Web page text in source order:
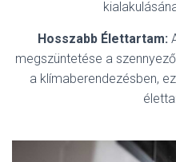
Hosszabb Élettartam:
megszüntetése a
a klímaberendezésben,